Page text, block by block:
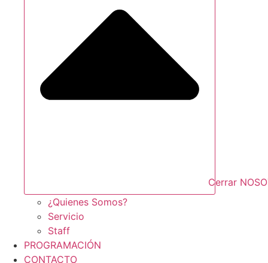
Cerrar
¿Quienes Somos?
Servicio
Staff
PROGRAMACIÓN
CONTACTO